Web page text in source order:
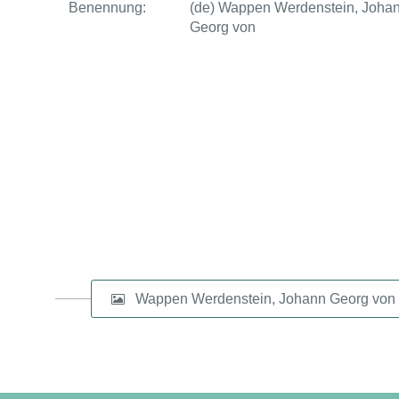
Benennung:
(de) Wappen Werdenstein,
Georg von
Wappen Werdenstein, Johann Georg von